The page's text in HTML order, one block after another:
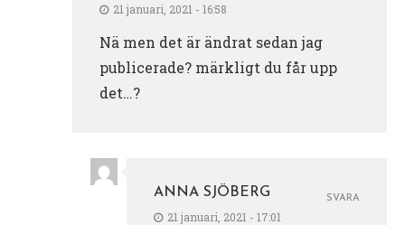
21 januari, 2021 - 16:58
Nä men det är ändrat sedan jag
publicerade? märkligt du får upp
det…?
ANNA SJÖBERG
21 januari, 2021 - 17:01
SVARA